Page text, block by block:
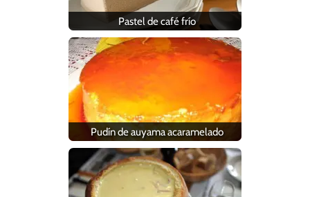
Pastel de café frío
Pudín de auyama acaramelado